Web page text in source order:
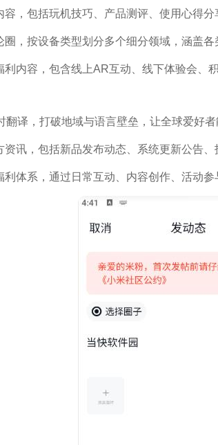
容，包括玩机技巧、产品测评、使用心得分
圈，按设备类型划分多个细分领域，涵盖各
利内容，包含线上AR互动、线下体验会、
翻译，打破地域与语言壁垒，让全球爱好
资讯，包括新品发布动态、系统更新公告
利体系，通过日常互动、内容创作、活动